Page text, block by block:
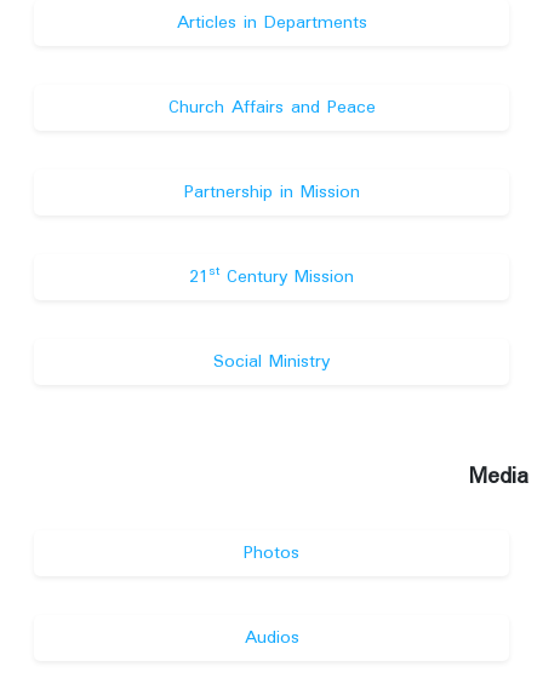
Articles in Departments
Church Affairs and Peace
Partnership in Mission
21 stCentury Mission
Social Ministry
Media
Photos
Audios